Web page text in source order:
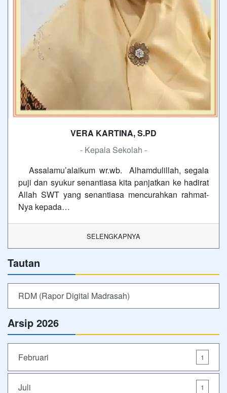
VERA KARTINA, S.PD
- Kepala Sekolah -
Assalamu’alaikum wr.wb. Alhamdulillah, segala
puji dan syukur senantiasa kita panjatkan ke hadirat
Allah SWT yang senantiasa mencurahkan rahmat-
Nya kepada…
SELENGKAPNYA
Tautan
RDM (Rapor Digital Madrasah)
Arsip 2026
Februari 1
Juli 1